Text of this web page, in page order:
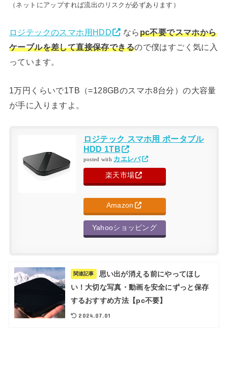
（ネットにアップすれば流出のリスクが必ずあります）
ロジテックのスマホ用HDD ならpc不要でスマホから
ケーブルを差して直接保存できるので僕はすごく気に入
っています。
1万円くらいで1TB（=128GBのスマホ8台分）の大容量
が手に入りますよ。
ロジテック スマホ用 ポータブル
HDD 1TB
posted with カエレバ
楽天市場
Amazon
Yahooショッピング
関連記事
思い出が消える前にやってほし
い！大切な写真・動画を安全にずっと保存
するおすすめ方法【pc不要】
2024.07.01